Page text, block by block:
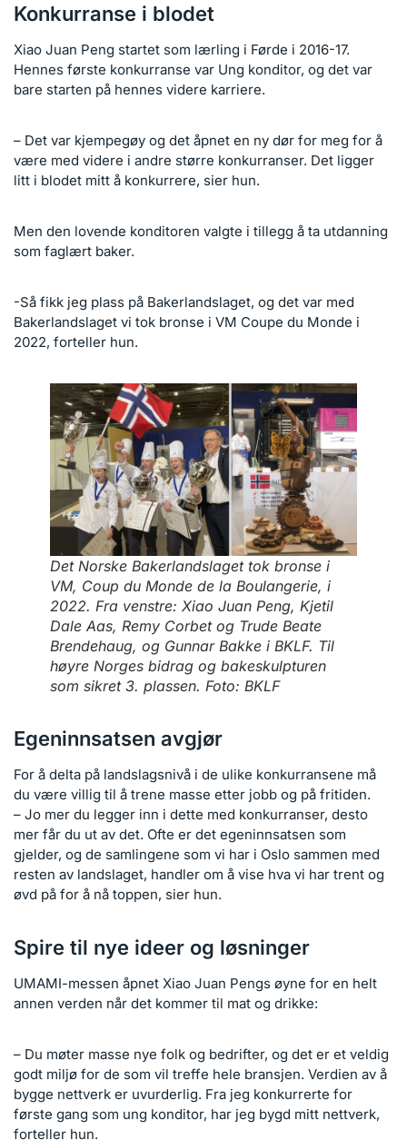
Konkurranse i blodet
Xiao Juan Peng startet som lærling i Førde i 2016-17.
Hennes første konkurranse var Ung konditor, og det var
bare starten på hennes videre karriere.
– Det var kjempegøy og det åpnet en ny dør for meg for å
være med videre i andre større konkurranser. Det ligger
litt i blodet mitt å konkurrere, sier hun.
Men den lovende konditoren valgte i tillegg å ta utdanning
som faglært baker.
-Så fikk jeg plass på Bakerlandslaget, og det var med
Bakerlandslaget vi tok bronse i VM Coupe du Monde i
2022, forteller hun.
Det Norske Bakerlandslaget tok bronse i
VM, Coup du Monde de la Boulangerie, i
2022. Fra venstre: Xiao Juan Peng, Kjetil
Dale Aas, Remy Corbet og Trude Beate
Brendehaug, og Gunnar Bakke i BKLF. Til
høyre Norges bidrag og bakeskulpturen
som sikret 3. plassen. Foto: BKLF
Egeninnsatsen avgjør
For å delta på landslagsnivå i de ulike konkurransene må
du være villig til å trene masse etter jobb og på fritiden.
– Jo mer du legger inn i dette med konkurranser, desto
mer får du ut av det. Ofte er det egeninnsatsen som
gjelder, og de samlingene som vi har i Oslo sammen med
resten av landslaget, handler om å vise hva vi har trent og
øvd på for å nå toppen, sier hun.
Spire til nye ideer og løsninger
UMAMI-messen åpnet Xiao Juan Pengs øyne for en helt
annen verden når det kommer til mat og drikke:
– Du møter masse nye folk og bedrifter, og det er et veldig
godt miljø for de som vil treffe hele bransjen. Verdien av å
bygge nettverk er uvurderlig. Fra jeg konkurrerte for
første gang som ung konditor, har jeg bygd mitt nettverk,
forteller hun.